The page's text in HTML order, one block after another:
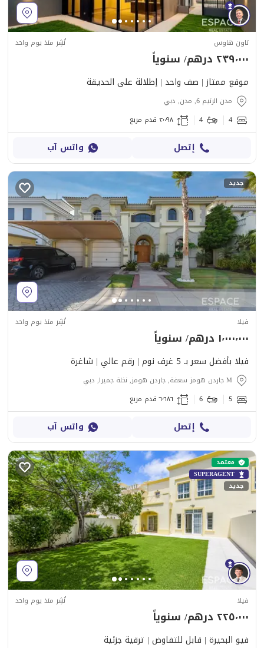
تاون هاوس نُشِر منذ يوم واحد
٢٣٩٬٠٠٠ درهم/ سنوياً
موقع ممتاز | صف واحد | إطلالة على الحديقة
مدن الرنيم 6, مدن, دبي
4
4 ٣٬٠٩٨ قدم مربع
إتصل واتس آب
جديد
فيلا نُشِر منذ يوم واحد
١٬٠٠٠٬٠٠٠ درهم/ سنوياً
فيلا بأفضل سعر بـ 5 غرف نوم | رقم عالي | شاغرة
M جاردن هومز سعفة, جاردن هومز, نخلة جميرا, دبي
5
6 ٦٬٦٨٦ قدم مربع
إتصل واتس آب
معتمد
SUPERAGENT
جديد
فيلا نُشِر منذ يوم واحد
٢٢٥٬٠٠٠ درهم/ سنوياً
فيو البحيرة | قابل للتفاوض | ترقية جزئية